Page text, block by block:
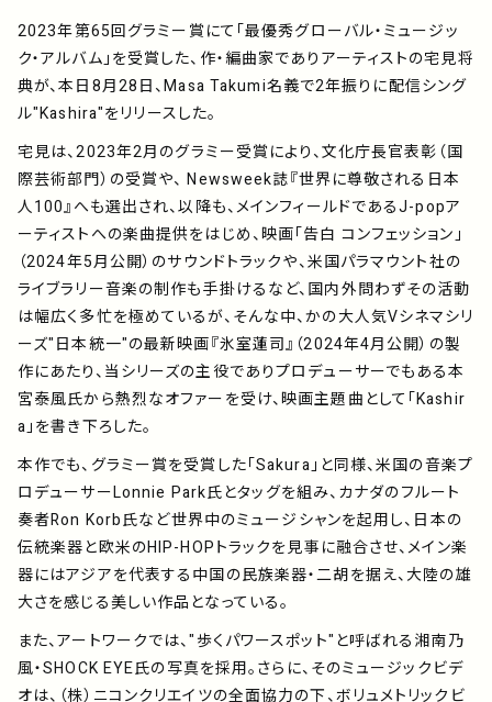
2023年第65回グラミー賞にて「最優秀グローバル・ミュージッ
ク・アルバム」を受賞した、作・編曲家でありアーティストの宅見将
典が、本日8月28日、Masa Takumi名義で2年振りに配信シング
ル"Kashira"をリリースした。
宅見は、2023年2月のグラミー受賞により、文化庁長官表彰（国
際芸術部門）の受賞や、 Newsweek誌『世界に尊敬される日本
人100』へも選出され、以降も、メインフィールドであるJ-popア
ーティストへの楽曲提供をはじめ、映画「告白 コンフェッション」
（2024年5月公開）のサウンドトラックや、米国パラマウント社の
ライブラリー音楽の制作も手掛けるなど、国内外問わずその活動
は幅広く多忙を極めているが、そんな中、かの大人気Vシネマシリ
ーズ"日本統一"の最新映画『氷室蓮司』（2024年4月公開）の製
作にあたり、当シリーズの主役でありプロデューサーでもある本
宮泰風氏から熱烈なオファーを受け、映画主題曲として「Kashir
a」を書き下ろした。
本作でも、グラミー賞を受賞した「Sakura」と同様、米国の音楽プ
ロデューサーLonnie Park氏とタッグを組み、カナダのフルート
奏者Ron Korb氏など世界中のミュージシャンを起用し、日本の
伝統楽器と欧米のHIP-HOPトラックを見事に融合させ、メイン楽
器にはアジアを代表する中国の民族楽器・二胡を据え、大陸の雄
大さを感じる美しい作品となっている。
また、アートワークでは、"歩くパワースポット"と呼ばれる湘南乃
風・SHOCK EYE氏の写真を採用。さらに、そのミュージックビデ
オは、（株）ニコンクリエイツの全面協力の下、ボリュメトリックビ